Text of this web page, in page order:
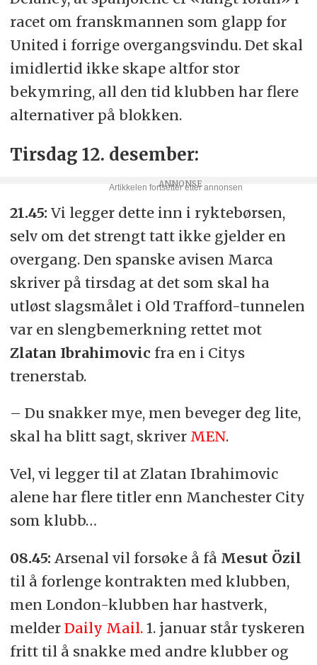
racet om franskmannen som glapp for
United i forrige overgangsvindu. Det skal
imidlertid ikke skape altfor stor
bekymring, all den tid klubben har flere
alternativer på blokken.
Tirsdag 12. desember:
21.45: Vi legger dette inn i ryktebørsen,
selv om det strengt tatt ikke gjelder en
overgang. Den spanske avisen Marca
skriver på tirsdag at det som skal ha
utløst slagsmålet i Old Trafford-tunnelen
var en slengbemerkning rettet mot
Zlatan Ibrahimovic fra en i Citys
trenerstab.
– Du snakker mye, men beveger deg lite,
skal ha blitt sagt, skriver MEN.
Vel, vi legger til at Zlatan Ibrahimovic
alene har flere titler enn Manchester City
som klubb…
08.45: Arsenal vil forsøke å få Mesut Özil
til å forlenge kontrakten med klubben,
men London-klubben har hastverk,
melder Daily Mail.1. januar står tyskeren
fritt til å snakke med andre klubber og